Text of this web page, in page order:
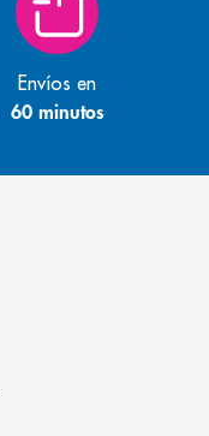
Envíos en
60 minutos